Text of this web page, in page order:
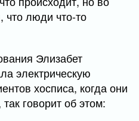
что люди что-то
Элизабет
электрическую
хосписа, когда они
говорит об этом: